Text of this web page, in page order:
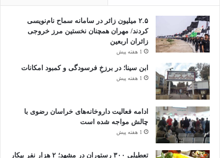
۲.۵ میلیون زائر در سامانه سماح نام‌نویسی
کردند/ مهران همچنان نخستین مرز خروجی
زائران اربعین
1 هفته پیش
ابن سینا؛ در برزخِ فرسودگی و کمبود امکانات
1 هفته پیش
ادامه فعالیت داروخانه‌های خراسان رضوی با
چالش مواجه شده است
1 هفته پیش
تعطیلی ۳۰۰ رستوران در مشهد؛ ۲ هزار نفر بیکار